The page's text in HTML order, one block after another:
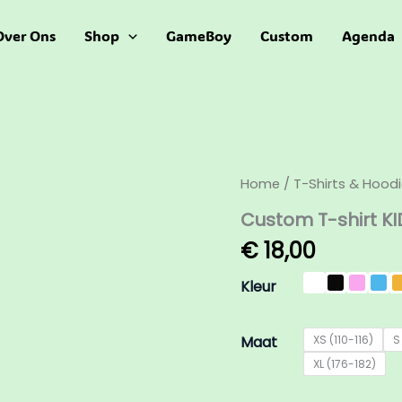
Ons Shop GameBoy Custom Agenda
Home / T-Shirts &
Custom T-shirt
€18,00
Kleur
Maat XS (110-116)
XL (176-182)
Custom
shirt
(eigen
aantal